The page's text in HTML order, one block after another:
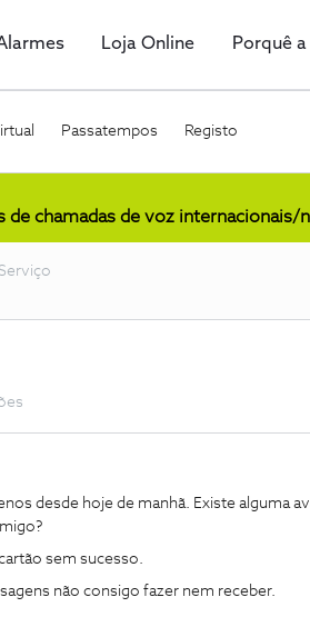
Loja Online Porquê
Passatempos Registo
de chamadas de voz internacionais/
desde hoje de manhã. Existe alguma
sem sucesso.
não consigo fazer nem receber.